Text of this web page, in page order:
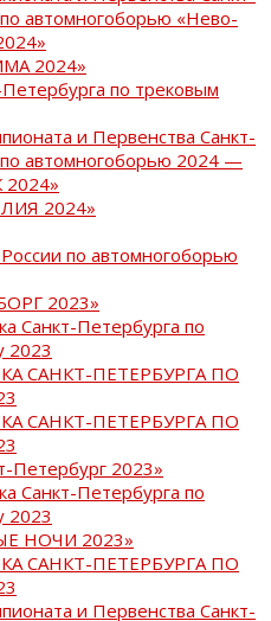
автомногоборью «Нево-
2024»
по трековым
и Первенства Санкт-
автомногоборью 2024 —
2024»
по автомногоборью
2023»
Санкт-Петербурга по
2023
САНКТ-ПЕТЕРБУРГА ПО
САНКТ-ПЕТЕРБУРГА ПО
Петербург 2023»
Санкт-Петербурга по
2023
НОЧИ 2023»
САНКТ-ПЕТЕРБУРГА ПО
и Первенства Санкт-